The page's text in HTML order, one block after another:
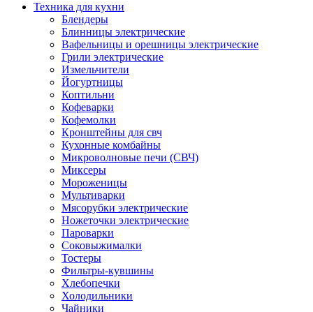
Техника для кухни
Блендеры
Блинницы электрические
Вафельницы и орешницы электрические
Грили электрические
Измельчители
Йогуртницы
Коптильни
Кофеварки
Кофемолки
Кронштейны для свч
Кухонные комбайны
Микроволновые печи (СВЧ)
Миксеры
Мороженицы
Мультиварки
Мясорубки электрические
Ножеточки электрические
Пароварки
Соковыжималки
Тостеры
Фильтры-кувшины
Хлебопечки
Холодильники
Чайники